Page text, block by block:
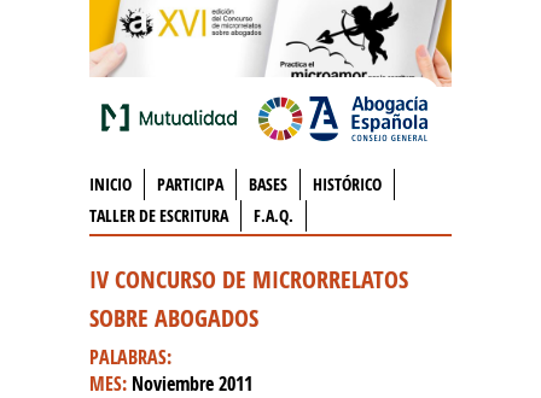
INICIO PARTICIPA BASES
HISTÓRICO
TALLER DE ESCRITURA
F.A.Q.
IV CONCURSO DE MICRORRELATOS
SOBRE ABOGADOS
PALABRAS:
MES: Noviembre 2011